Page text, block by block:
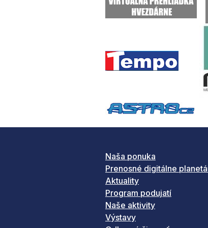
Naša ponuka
Prenosné digitálne
Aktuality
Program podujatí
Naše aktivity
Výstavy